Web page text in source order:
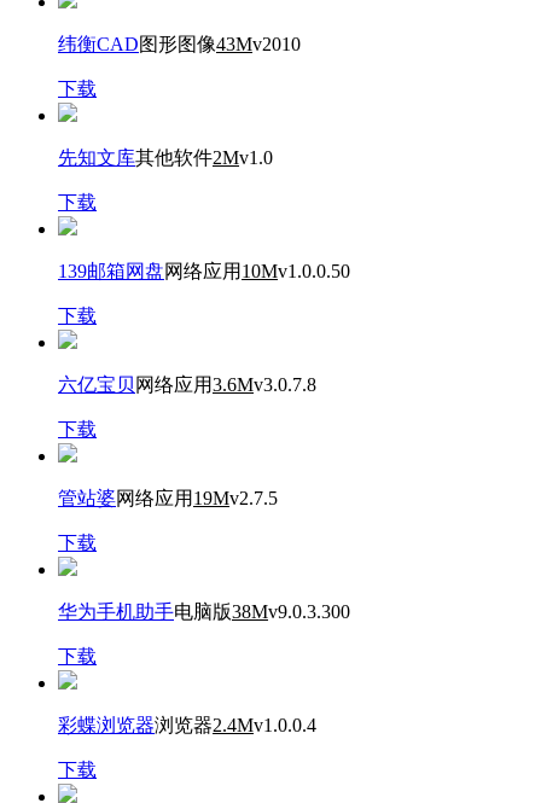
纬衡CAD图形图像43Mv2010
下载
先知文库其他软件2Mv1.0
下载
139邮箱网盘网络应用 10Mv1.0.0.50
下载
六亿宝贝 网络应用3.6Mv3.0.7.8
下载
管站婆网络应用 19Mv2.7.5
下载
华为手机助手电脑版38Mv9.0.3.300
下载
彩蝶浏览器浏览器2.4Mv1.0.0.4
下载